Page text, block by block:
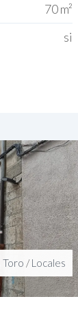
70 m²
si
Toro /Locales